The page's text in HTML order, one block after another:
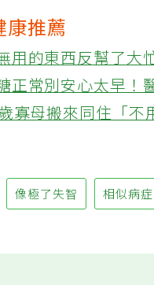
康推薦
用的東西反幫了大
常別安心太早！
寡母搬來同住「不
像極了失智 相似病症